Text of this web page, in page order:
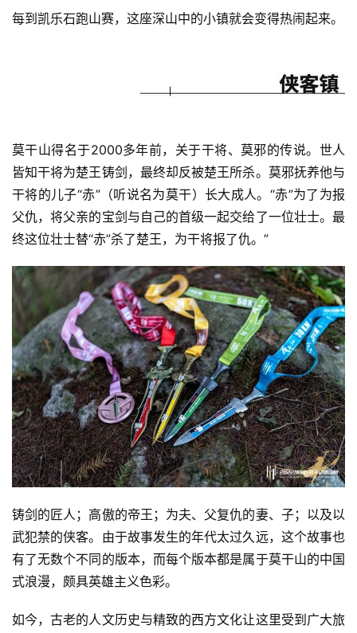
每到凯乐石跑山赛，这座深山中的小镇就会变得热闹起来。
莫干山得名于2000多年前，关于干将、莫邪的传说。世人
皆知干将为楚王铸剑，最终却反被楚王所杀。莫邪抚养他与
干将的儿子“赤”（听说名为莫干）长大成人。“赤”为了为报
父仇，将父亲的宝剑与自己的首级一起交给了一位壮士。最
终这位壮士替“赤”杀了楚王，为干将报了仇。”
铸剑的匠人；高傲的帝王；为夫、父复仇的妻、子；以及以
武犯禁的侠客。由于故事发生的年代太过久远，这个故事也
有了无数个不同的版本，而每个版本都是属于莫干山的中国
式浪漫，颇具英雄主义色彩。
如今，古老的人文历史与精致的西方文化让这里受到广大旅